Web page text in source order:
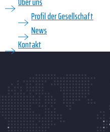
Profil der Gesellschaft
News
Kontakt